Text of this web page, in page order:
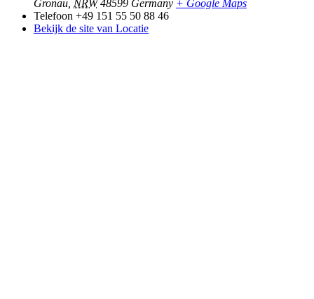
Gronau NRW 48599 Germany + Google Maps
Telefoon +49 151 55 50 88 46
Bekijk de site van Locatie